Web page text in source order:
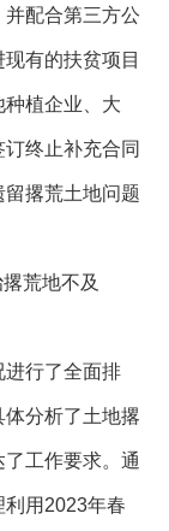
配合第三方公
有的扶贫项目
植企业、大
终止补充合同
撂荒土地问题
荒地不及
行了全面排
分析了土地撂
工作要求。通
用2023年春